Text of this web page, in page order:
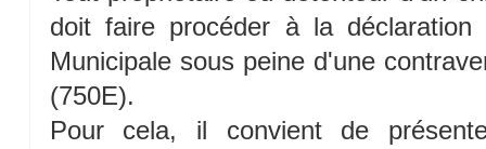
doit faire procéder à la
Municipale sous peine d'une
(750E).
Pour cela, il convient de